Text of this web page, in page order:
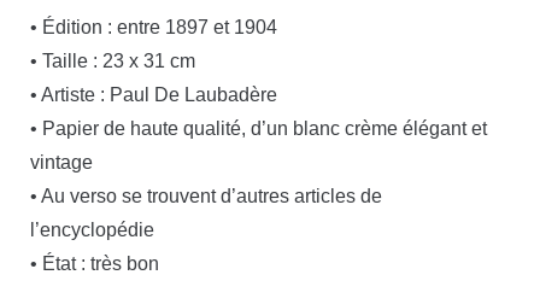
• Édition : entre 1897 et 1904
• Taille : 23 x 31 cm
• Artiste : Paul De Laubadère
• Papier de haute qualité, d’un blanc crème élégant et
vintage
• Au verso se trouvent d’autres articles de
l’encyclopédie
• État : très bon